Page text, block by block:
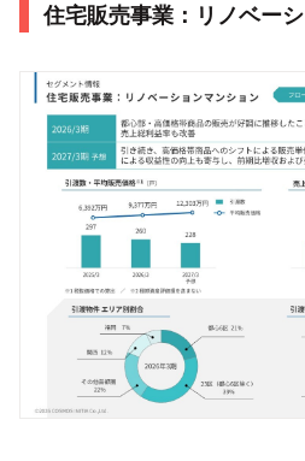
住宅販売事業：リノベー